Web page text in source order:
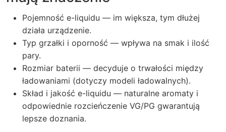
Pojemność e-liquidu — im większa, tym dłużej
działa urządzenie.
Typ grzałki i oporność — wpływa na smak i ilość
pary.
Rozmiar baterii — decyduje o trwałości między
ładowaniami (dotyczy modeli ładowalnych).
Skład i jakość e-liquidu — naturalne aromaty i
odpowiednie rozcieńczenie VG/PG gwarantują
lepsze doznania.